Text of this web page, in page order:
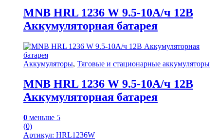
MNB HRL 1236 W 9.5-10А/ч 12В
Аккумуляторная батарея
Аккумуляторы, Тяговые и стационарные аккумуляторы
MNB HRL 1236 W 9.5-10А/ч 12В
Аккумуляторная батарея
0 меньше 5
(0)
Артикул: HRL1236W